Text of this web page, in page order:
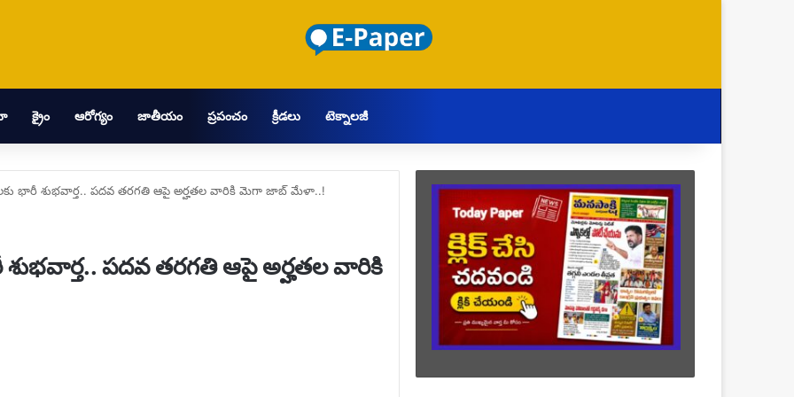
క్రైం ఆరోగ్యం జాతీయం ప్రపంచం క్రీడలు టెక్నాలజీ
భారీ శుభవార్త.. పదవ తరగతి ఆపై అర్హతల వారికి మెగా జాబ్ మేళా..!
శుభవార్త.. పదవ తరగతి ఆపై అర్హతల వారికి